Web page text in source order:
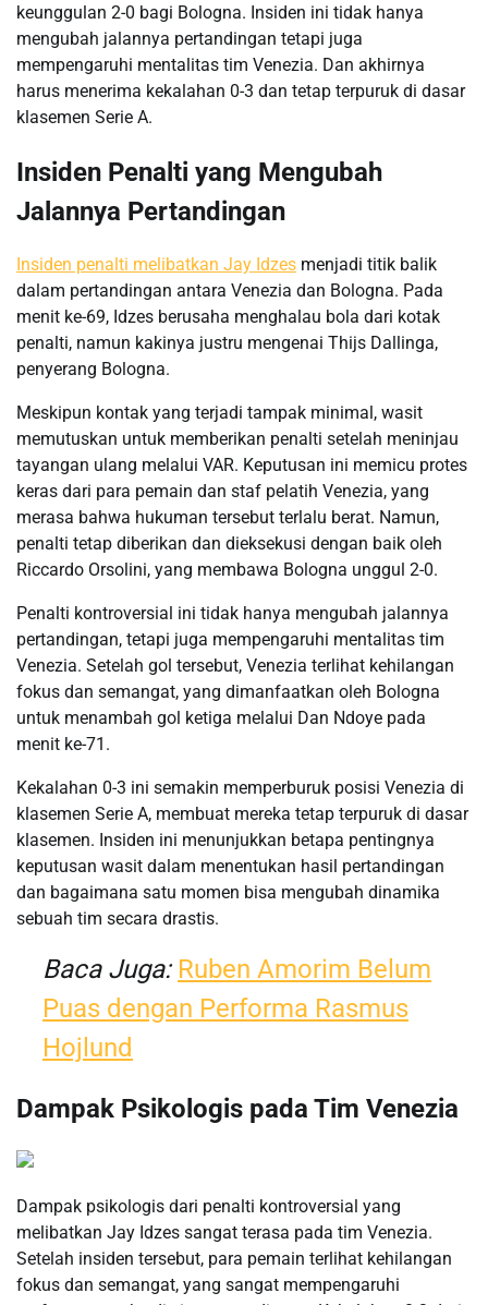
keunggulan 2-0 bagi Bologna. Insiden ini tidak hanya
mengubah jalannya pertandingan tetapi juga
mempengaruhi mentalitas tim Venezia. Dan akhirnya
harus menerima kekalahan 0-3 dan tetap terpuruk di dasar
klasemen Serie A.
Insiden Penalti yang Mengubah
Jalannya Pertandingan
Insiden penalti melibatkan Jay Idzes menjadi titik balik
dalam pertandingan antara Venezia dan Bologna. Pada
menit ke-69, Idzes berusaha menghalau bola dari kotak
penalti, namun kakinya justru mengenai Thijs Dallinga,
penyerang Bologna.
Meskipun kontak yang terjadi tampak minimal, wasit
memutuskan untuk memberikan penalti setelah meninjau
tayangan ulang melalui VAR. Keputusan ini memicu protes
keras dari para pemain dan staf pelatih Venezia, yang
merasa bahwa hukuman tersebut terlalu berat. Namun,
penalti tetap diberikan dan dieksekusi dengan baik oleh
Riccardo Orsolini, yang membawa Bologna unggul 2-0.
Penalti kontroversial ini tidak hanya mengubah jalannya
pertandingan, tetapi juga mempengaruhi mentalitas tim
Venezia. Setelah gol tersebut, Venezia terlihat kehilangan
fokus dan semangat, yang dimanfaatkan oleh Bologna
untuk menambah gol ketiga melalui Dan Ndoye pada
menit ke-71.
Kekalahan 0-3 ini semakin memperburuk posisi Venezia di
klasemen Serie A, membuat mereka tetap terpuruk di dasar
klasemen. Insiden ini menunjukkan betapa pentingnya
keputusan wasit dalam menentukan hasil pertandingan
dan bagaimana satu momen bisa mengubah dinamika
sebuah tim secara drastis.
Baca Juga: Ruben Amorim Belum
Puas dengan Performa Rasmus
Hojlund
Dampak Psikologis pada Tim Venezia
Dampak psikologis dari penalti kontroversial yang
melibatkan Jay Idzes sangat terasa pada tim Venezia.
Setelah insiden tersebut, para pemain terlihat kehilangan
fokus dan semangat, yang sangat mempengaruhi